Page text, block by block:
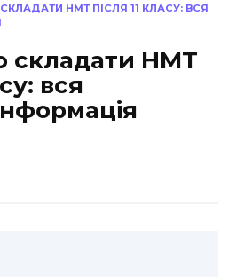
НМТ ПІСЛЯ 11 КЛАСУ: ВСЯ
складати НМТ
вся